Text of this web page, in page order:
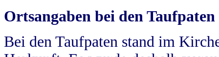
Ortsangaben bei den Taufpaten
Bei den Taufpaten stand im